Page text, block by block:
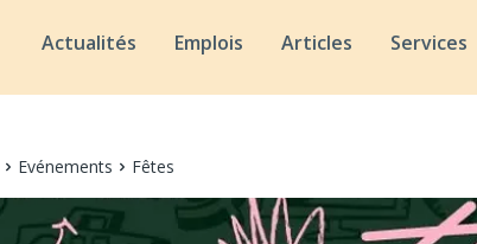
Actualités Emplois Articles Services
Evénements Fêtes